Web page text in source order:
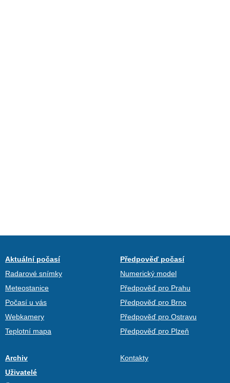
Aktuální počasí
Radarové snímky
Meteostanice
Počasí u vás
Webkamery
Teplotní mapa
Předpověď počasí
Numerický model
Předpověď pro Prahu
Předpověď pro Brno
Předpověď pro Ostravu
Předpověď pro Plzeň
Archiv
Uživatelé
Kontakty